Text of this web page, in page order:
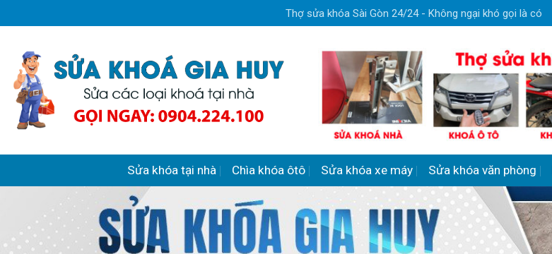
to
Thợ sửa khóa Sài Gòn 24/24 - Không ngại khó gọi là có
Sửa khóa tại nhà Chìa khóa ôtô Sửa khóa xe máy Sửa khóa văn phòng